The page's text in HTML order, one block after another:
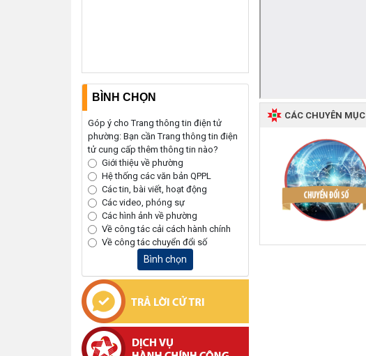
BÌNH CHỌN
Góp ý cho Trang thông tin điện tử
phường: Bạn cần Trang thông tin điện
tử cung cấp thêm thông tin nào?
Giới thiệu về phường
Hệ thống các văn bản QPPL
Các tin, bài viết, hoạt động
Các video, phóng sự
Các hình ảnh về phường
Về công tác cải cách hành chính
Về công tác chuyển đổi số
Bình chọn
CÁC CHUYÊN